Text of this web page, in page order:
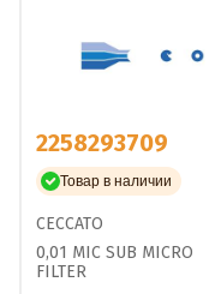
2258293709
Товар в наличии
CECCATO
0,01 MIC SUB MICRO
FILTER